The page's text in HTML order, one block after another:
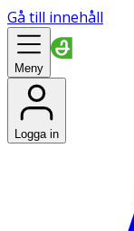
Gå till innehåll
Meny
Logga in